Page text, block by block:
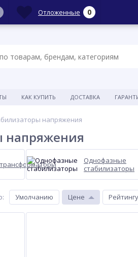
КАК КУПИТЬ ДОСТАВКА
напряжения
напряжения
Однофазные
стабилизаторы
: Умолчанию Цене Рейтингу
Отложенные 0